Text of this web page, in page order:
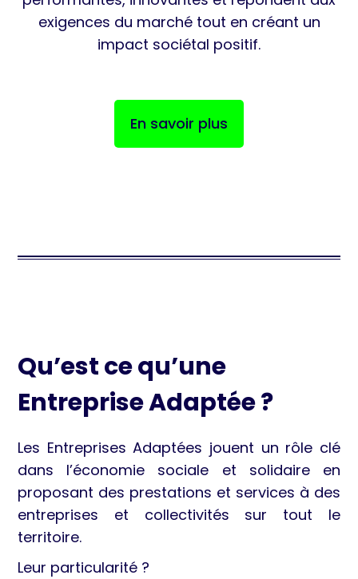
exigences du marché tout en créant un
impact sociétal positif.
En savoir plus
Qu’est ce qu’une
Entreprise Adaptée ?
Les Entreprises Adaptées jouent un rôle clé
dans l’économie sociale et solidaire en
proposant des prestations et services à des
entreprises et collectivités sur tout le
territoire.
Leur particularité ?